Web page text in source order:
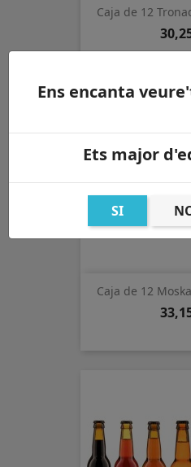
Caja de 12
Caja de 12
Ens encanta
Ets major
SI